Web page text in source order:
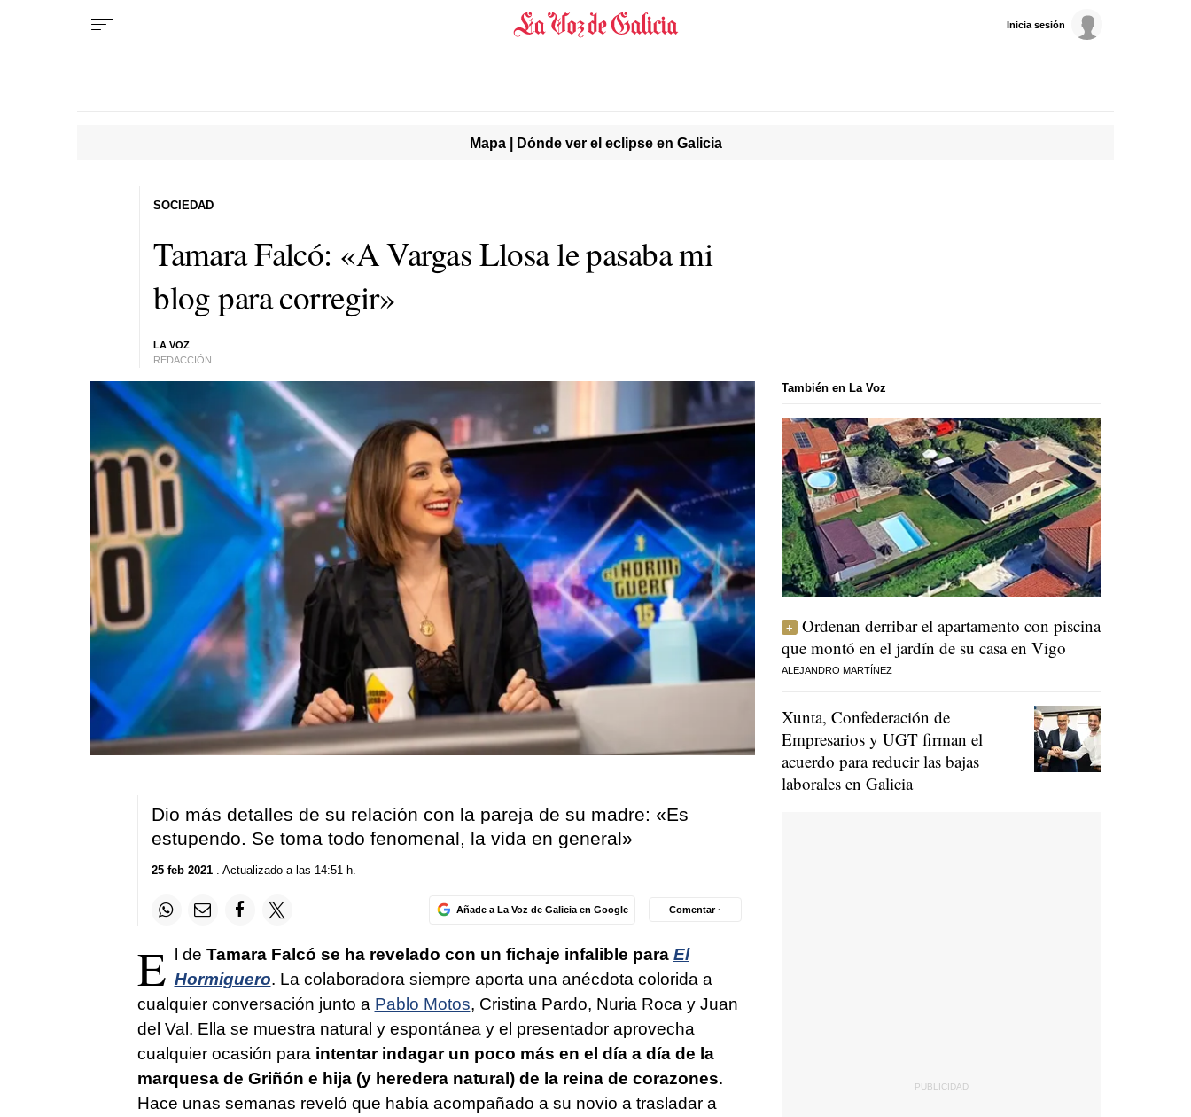
Inicia sesión
Mapa | Dónde ver el eclipse en Galicia
Tamara Falcó: «A Vargas Llosa le pasaba mi
blog para corregir»
LA VOZ
REDACCIÓN
SOCIEDAD
Dio más detalles de su relación con la pareja de su madre: «Es
estupendo. Se toma todo fenomenal, la vida en general»
25 feb 2021. Actualizado a las 14:51 h.
Añade a La Voz de Galicia en Google Comentar ·
E l de Tamara Falcó se ha revelado con un fichaje infalible para El
Hormiguero. La colaboradora siempre aporta una anécdota colorida a
cualquier conversación junto a Pablo Motos, Cristina Pardo, Nuria Roca y Juan
del Val. Ella se muestra natural y espontánea y el presentador aprovecha
cualquier ocasión para intentar indagar un poco más en el día a día de la
marquesa de Griñón e hija (y heredera natural) de la reina de corazones.
Hace unas semanas reveló que había acompañado a su novio a trasladar a
También en La Voz
Ordenan derribar el apartamento con piscina
que montó en el jardín de su casa en Vigo
ALEJANDRO MARTÍNEZ
Xunta, Confederación de
Empresarios y UGT firman el
acuerdo para reducir las bajas
laborales en Galicia